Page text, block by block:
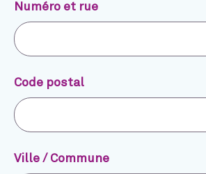
Numéro et rue
Code postal
Ville / Commune